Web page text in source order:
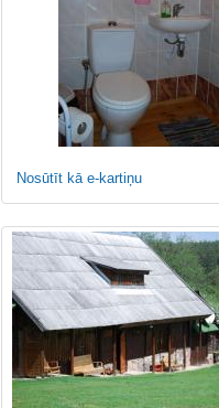
Nosūtīt kā e-kartiņu